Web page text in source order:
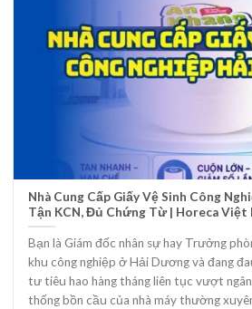
Nhà Cung Cấp Giấy Vệ Sinh Công
Tận KCN, Đủ Chứng Từ | Horeca Việt
Bạn là Giám đốc nhân sự hay Trưởng
khu công nghiệp ở Hải Dương và đang
tư tiêu hao hàng tháng liên tục vượt
thống bồn cầu của nhà máy thường